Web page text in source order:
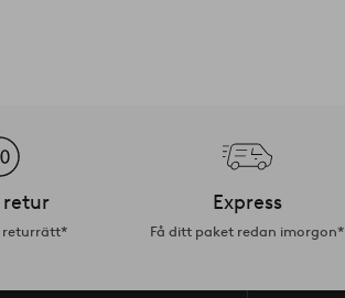
retur
returrätt*
Express
Få ditt paket redan imorgon*